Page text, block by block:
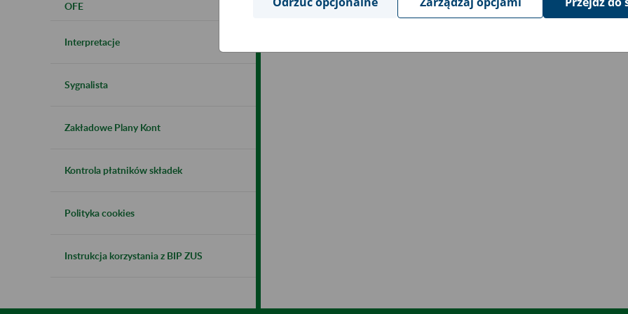
OFE
Interpretacje
Sygnalista
Zakładowe Plany Kont
Kontrola płatników składek
Polityka cookies
Instrukcja korzystania z BIP ZUS